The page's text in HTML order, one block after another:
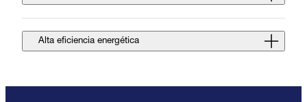
Alta eficiencia energética